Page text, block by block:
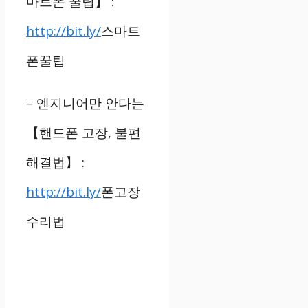
http://bit.ly/스마트
폰꿀팁
– 엔지니어만 안다는
【핸드폰 고장, 불편
해결법】 :
http://bit.ly/폰고장
수리법